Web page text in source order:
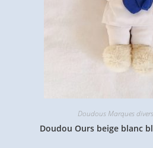
Doudous Marques
Doudou Ours beige blanc